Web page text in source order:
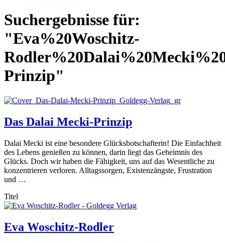
Suchergebnisse für:
"Eva%20Woschitz-
Prinzip"
Das Dalai Mecki-Prinzip
Dalai Mecki ist eine besondere Glücksbotschafterin! Die Einfachheit
des Lebens genießen zu können, darin liegt das Geheimnis des
Glücks. Doch wir haben die Fähigkeit, uns auf das Wesentliche zu
konzentrieren verloren. Alltagssorgen, Existenzängste, Frustration
und …
Titel
Eva Woschitz-Rodler